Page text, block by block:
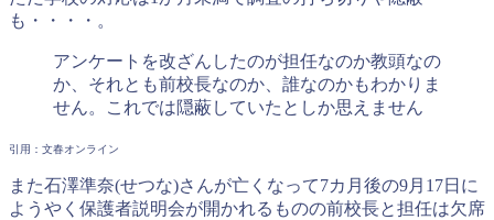
も・・・・。
アンケートを改ざんしたのが担任なのか教頭なの
か、それとも前校長なのか、誰なのかもわかりま
せん。これでは隠蔽していたとしか思えません
引用：文春オンライン
また石澤準奈(せつな)さんが亡くなって7カ月後の9月17日に
ようやく保護者説明会が開かれるものの前校長と担任は欠席